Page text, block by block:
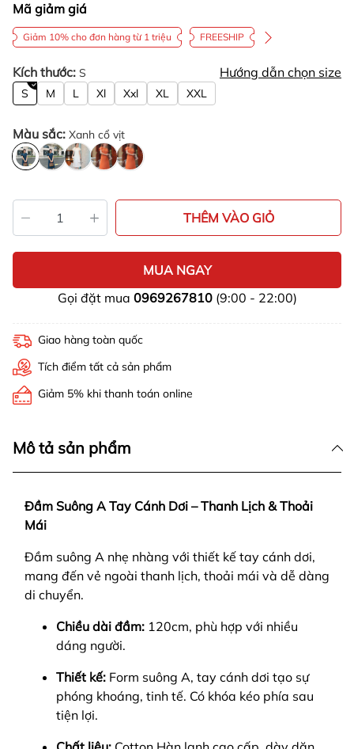
Mã giảm giá
Giảm 10% cho đơn hàng từ 1 triệu FREESHIP
Kích thước: S Hướng dẫn chọn size
S M L Xl Xxl XL XXL
Màu sắc: Xanh cổ vịt
THÊM VÀO GIỎ
MUA NGAY
Gọi đặt mua 0969267810(9:00 - 22:00)
Giao hàng toàn quốc
Tích điểm tất cả sản phẩm
Giảm 5% khi thanh toán online
Mô tả sản phẩm
Đầm Suông A Tay Cánh Dơi – Thanh Lịch & Thoải
Mái
Đầm suông A nhẹ nhàng với thiết kế tay cánh dơi,
mang đến vẻ ngoài thanh lịch, thoải mái và dễ dàng
di chuyển.
Chiều dài đầm: 120cm, phù hợp với nhiều
dáng người.
Thiết kế: Form suông A, tay cánh dơi tạo sự
phóng khoáng, tinh tế. Có khóa kéo phía sau
tiện lợi.